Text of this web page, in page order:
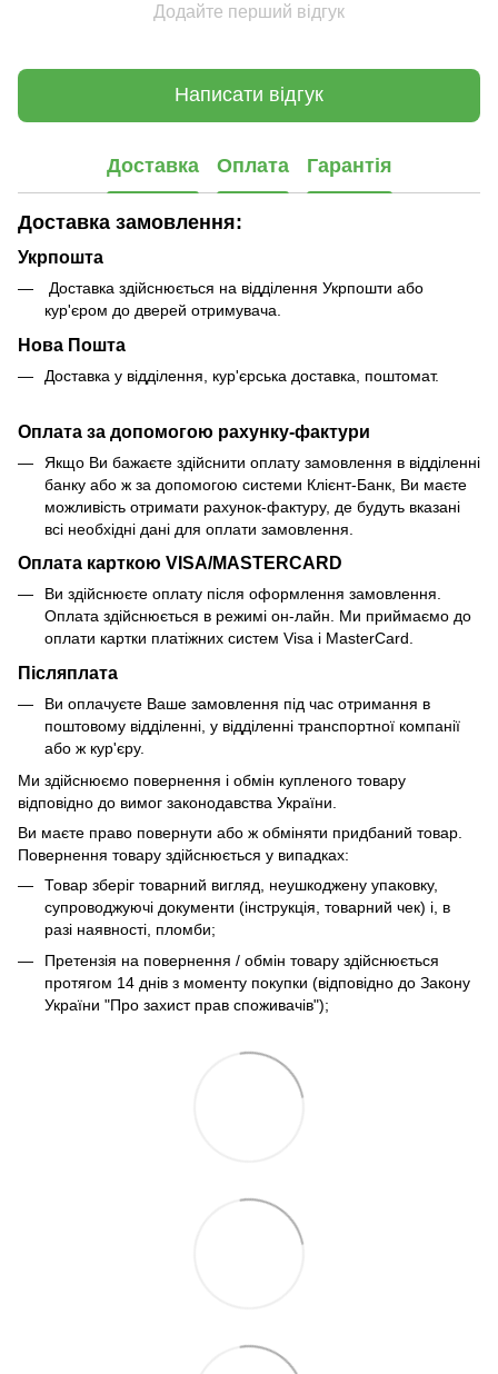
Додайте перший відгук
Написати відгук
Доставка Оплата Гарантія
Доставка замовлення:
Укрпошта
Доставка здійснюється на відділення Укрпошти або
кур'єром до дверей отримувача.
Нова Пошта
Доставка у відділення, кур'єрська доставка, поштомат.
Оплата за допомогою рахунку-фактури
Якщо Ви бажаєте здійснити оплату замовлення в відділенні
банку або ж за допомогою системи Клієнт-Банк, Ви маєте
можливість отримати рахунок-фактуру, де будуть вказані
всі необхідні дані для оплати замовлення.
Оплата карткою VISA/MASTERCARD
Ви здійснюєте оплату після оформлення замовлення.
Оплата здійснюється в режимі он-лайн. Ми приймаємо до
оплати картки платіжних систем Visa і MasterCard.
Післяплата
Ви оплачуєте Ваше замовлення під час отримання в
поштовому відділенні, у відділенні транспортної компанії
або ж кур'єру.
Ми здійснюємо повернення і обмін купленого товару
відповідно до вимог законодавства України.
Ви маєте право повернути або ж обміняти придбаний товар.
Повернення товару здійснюється у випадках:
Товар зберіг товарний вигляд, неушкоджену упаковку,
супроводжуючі документи (інструкція, товарний чек) і, в
разі наявності, пломби;
Претензія на повернення / обмін товару здійснюється
протягом 14 днів з моменту покупки (відповідно до Закону
України "Про захист прав споживачів");